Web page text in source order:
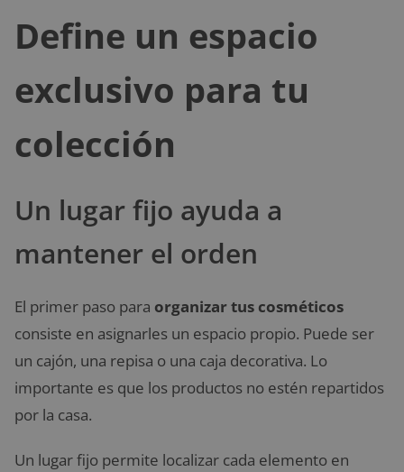
Define un espacio
exclusivo para tu
colección
Un lugar fijo ayuda a
mantener el orden
El primer paso para organizar tus cosméticos
consiste en asignarles un espacio propio. Puede ser
un cajón, una repisa o una caja decorativa. Lo
importante es que los productos no estén repartidos
por la casa.
Un lugar fijo permite localizar cada elemento en